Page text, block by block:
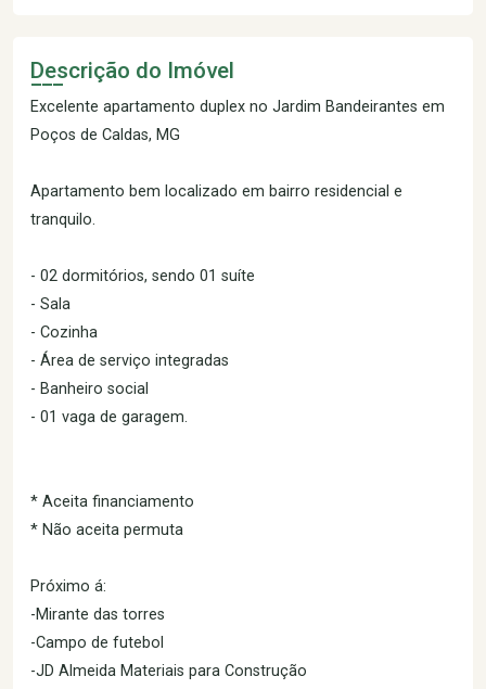
Descrição do Imóvel
Excelente apartamento duplex no Jardim Bandeirantes em
Poços de Caldas, MG
Apartamento bem localizado em bairro residencial e
tranquilo.
- 02 dormitórios, sendo 01 suíte
- Sala
- Cozinha
- Área de serviço integradas
- Banheiro social
- 01 vaga de garagem.
* Aceita financiamento
* Não aceita permuta
Próximo á:
-Mirante das torres
-Campo de futebol
-JD Almeida Materiais para Construção